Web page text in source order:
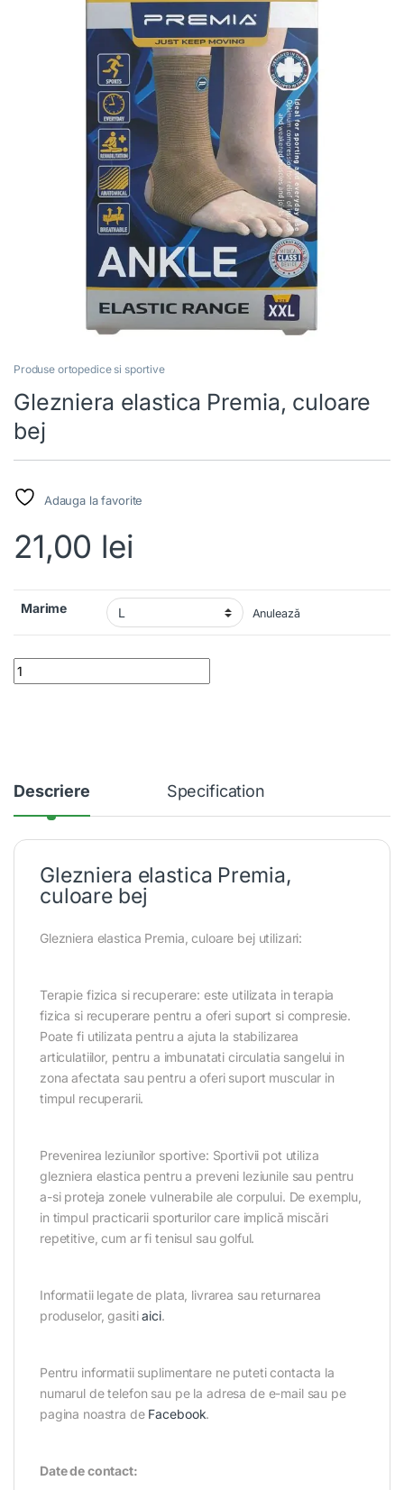
Produse ortopedice si sportive
Glezniera elastica Premia, culoare
bej
Adauga la favorite
21,00 lei
Marime Anulează
Glezniera elastica Premia, culoare bej quantity
Descriere Specification
Glezniera elastica Premia,
culoare bej
Glezniera elastica Premia, culoare bej utilizari:
Terapie fizica si recuperare: este utilizata in terapia
fizica si recuperare pentru a oferi suport si compresie.
Poate fi utilizata pentru a ajuta la stabilizarea
articulatiilor, pentru a imbunatati circulatia sangelui in
zona afectata sau pentru a oferi suport muscular in
timpul recuperarii.
Prevenirea leziunilor sportive: Sportivii pot utiliza
glezniera elastica pentru a preveni leziunile sau pentru
a-si proteja zonele vulnerabile ale corpului. De exemplu,
in timpul practicarii sporturilor care implică miscări
repetitive, cum ar fi tenisul sau golful.
Informatii legate de plata, livrarea sau returnarea
produselor, gasitiaici.
Pentru informatii suplimentare ne puteti contacta la
numarul de telefon sau pe la adresa de e-mail sau pe
pagina noastra de Facebook.
Date de contact: